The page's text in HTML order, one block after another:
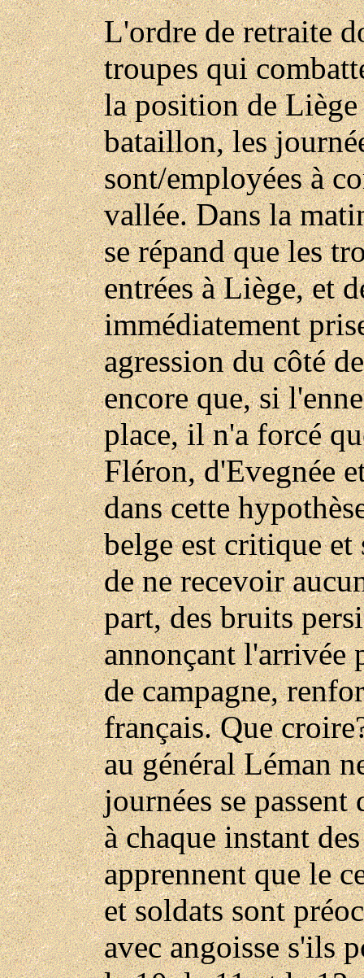
L'ordre de retraite
troupes qui
la position de
bataillon, les
sont/employées à
vallée. Dans la
se répand que les
entrées à Liège, et
immédiatement
agression du côté
encore que, si
place, il n'a forcé
Fléron, d'Evegnée
dans cette
belge est critique et
de ne recevoir
part, des bruits
annonçant l'arrivée
de campagne,
français. Que
au général Léman
journées se passent
à chaque instant
apprennent que le
et soldats sont
avec angoisse s'ils